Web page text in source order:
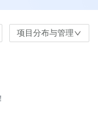
项目分布与管理